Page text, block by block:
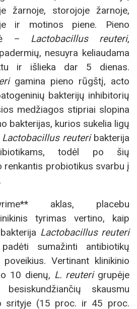
žarnoje, storojoje žarnoje,
ir motinos piene. Pieno
– Lactobacillus reuteri,
nesuyra keliaudama
ir išlieka dar 5 dienas.
gamina pieno rūgštį, acto
bakterijų inhibitorių
medžiagos stipriai slopina
bakterijas, kurios sukelia ligų
Lactobacillus reuteribakterija
todėl po šių
renkantis probiotikus svarbu į
aklas, placebu
tyrimas vertino, kaip
Lactobacillus reuteri
sumažinti antibiotikų
Vertinant klinikinio
10 dienų, L. reuterigrupėje
skausmu
srityje (15 proc. ir 45 proc.